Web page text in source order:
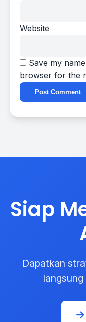
Website
Save my
browser for the
Siap
Dapatkan